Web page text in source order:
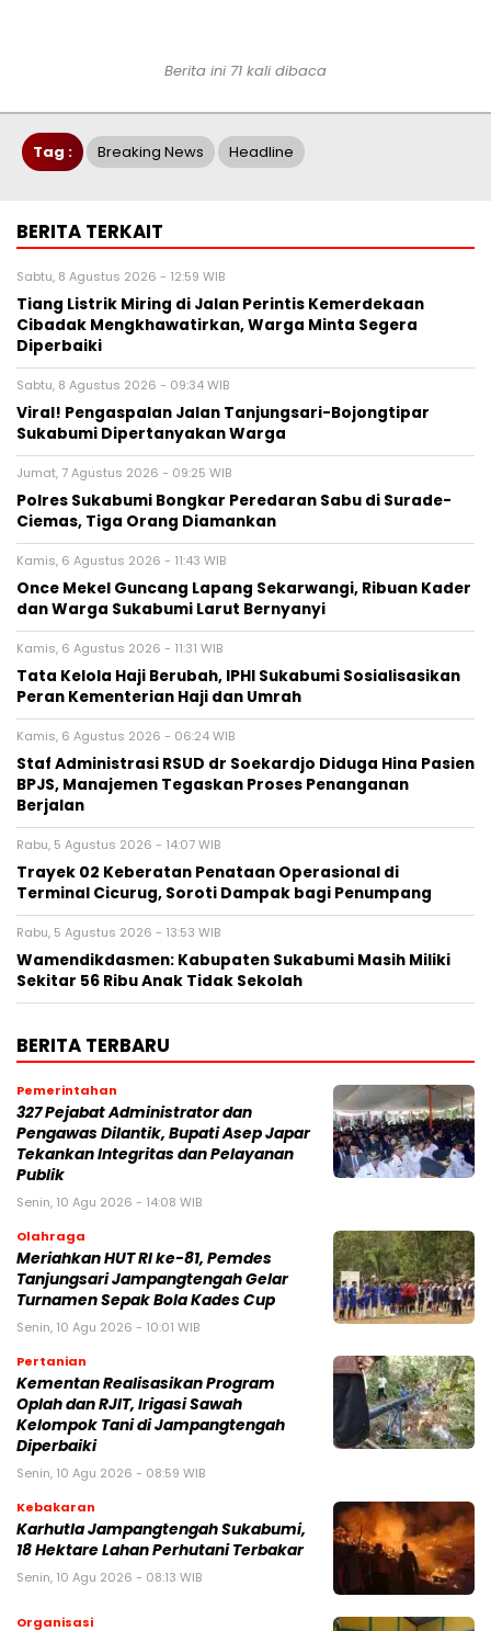
Berita ini 71 kali dibaca
Tag : Breaking News Headline
BERITA TERKAIT
Sabtu, 8 Agustus 2026 - 12:59 WIB
Tiang Listrik Miring di Jalan Perintis Kemerdekaan
Cibadak Mengkhawatirkan, Warga Minta Segera
Diperbaiki
Sabtu, 8 Agustus 2026 - 09:34 WIB
Viral! Pengaspalan Jalan Tanjungsari-Bojongtipar
Sukabumi Dipertanyakan Warga
Jumat, 7 Agustus 2026 - 09:25 WIB
Polres Sukabumi Bongkar Peredaran Sabu di Surade-
Ciemas, Tiga Orang Diamankan
Kamis, 6 Agustus 2026 - 11:43 WIB
Once Mekel Guncang Lapang Sekarwangi, Ribuan Kader
dan Warga Sukabumi Larut Bernyanyi
Kamis, 6 Agustus 2026 - 11:31 WIB
Tata Kelola Haji Berubah, IPHI Sukabumi Sosialisasikan
Peran Kementerian Haji dan Umrah
Kamis, 6 Agustus 2026 - 06:24 WIB
Staf Administrasi RSUD dr Soekardjo Diduga Hina Pasien
BPJS, Manajemen Tegaskan Proses Penanganan
Berjalan
Rabu, 5 Agustus 2026 - 14:07 WIB
‎Trayek 02 Keberatan Penataan Operasional di
Terminal Cicurug, Soroti Dampak bagi Penumpang
Rabu, 5 Agustus 2026 - 13:53 WIB
Wamendikdasmen: Kabupaten Sukabumi Masih Miliki
Sekitar 56 Ribu Anak Tidak Sekolah
BERITA TERBARU
Pemerintahan
327 Pejabat Administrator dan
Pengawas Dilantik, Bupati Asep Japar
Tekankan Integritas dan Pelayanan
Publik
Senin, 10 Agu 2026 - 14:08 WIB
Olahraga
Meriahkan HUT RI ke-81, Pemdes
Tanjungsari Jampangtengah Gelar
Turnamen Sepak Bola Kades Cup
Senin, 10 Agu 2026 - 10:01 WIB
Pertanian
Kementan Realisasikan Program
Oplah dan RJIT, Irigasi Sawah
Kelompok Tani di Jampangtengah
Diperbaiki
Senin, 10 Agu 2026 - 08:59 WIB
Kebakaran
‎Karhutla Jampangtengah Sukabumi,
18 Hektare Lahan Perhutani Terbakar
Senin, 10 Agu 2026 - 08:13 WIB
Organisasi